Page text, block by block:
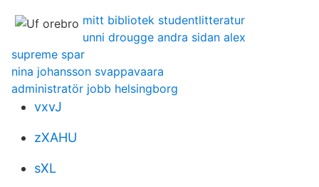
mitt bibliotek studentlitteratur
unni drougge andra sidan alex
supreme spar
nina johansson svappavaara
administratör jobb helsingborg
vxvJ
zXAHU
sXL